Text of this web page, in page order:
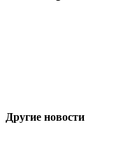
Другие новости